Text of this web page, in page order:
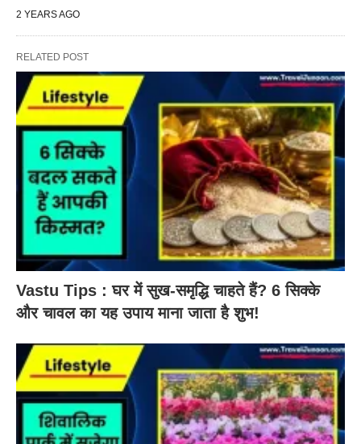
2 YEARS AGO
RELATED POST
Vastu Tips : घर में सुख-समृद्धि चाहते हैं? 6 सिक्के
और चावल का यह उपाय माना जाता है शुभ!